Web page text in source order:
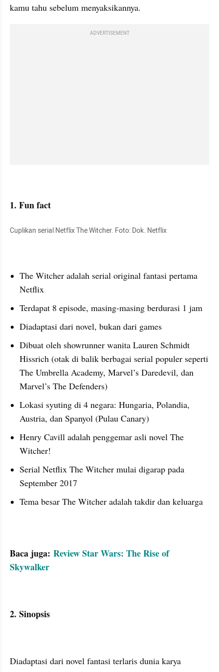
kamu tahu sebelum menyaksikannya.
ADVERTISEMENT
1. Fun fact
Cuplikan serial Netflix The Witcher. Foto: Dok. Netflix
The Witcher adalah serial original fantasi pertama
Netflix
Terdapat 8 episode, masing-masing berdurasi 1 jam
Diadaptasi dari novel, bukan dari games
Dibuat oleh showrunner wanita Lauren Schmidt
Hissrich (otak di balik berbagai serial populer seperti
The Umbrella Academy, Marvel’s Daredevil, dan
Marvel’s The Defenders)
Lokasi syuting di 4 negara: Hungaria, Polandia,
Austria, dan Spanyol (Pulau Canary)
Henry Cavill adalah penggemar asli novel The
Witcher!
Serial Netflix The Witcher mulai digarap pada
September 2017
Tema besar The Witcher adalah takdir dan keluarga
Baca juga: Review Star Wars: The Rise of
Skywalker
2. Sinopsis
Diadaptasi dari novel fantasi terlaris dunia karya